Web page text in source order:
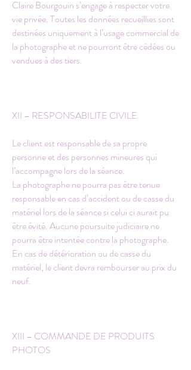
Claire Bourgouin s’engage à respecter votre
vie privée. Toutes les données recueillies sont
destinées uniquement à l’usage commercial de
la photographe et ne pourront être cédées ou
vendues à des tiers.
XII – RESPONSABILITE CIVILE
Le client est responsable de sa propre
personne et des personnes mineures qui
l’accompagne lors de la séance.
La photographe ne pourra pas être tenue
responsable en cas d’accident ou de casse du
matériel lors de la séance si celui ci aurait pu
être évité. Aucune poursuite judiciaire ne
pourra être intentée contre la photographe.
En cas de détérioration ou de casse du
matériel, le client devra rembourser au prix du
neuf.
XIII – COMMANDE DE PRODUITS
PHOTOS